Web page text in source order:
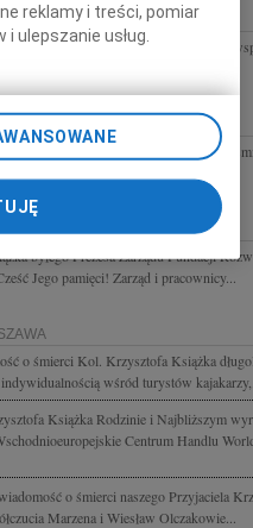
oraz Mamie wyrazy głębokiego
Katedry Ekonomii i Polityki...
głębokiego współczucia z powodu
byłego Prezesa Zarządu Fundacji
Jego pamięci! Zarząd i pracownicy...
o śmierci Kol. Krzysztofa Książka
wśród turystów
Książka Rodzinie i Najbliższym
Centrum Handlu
o śmierci naszego Przyjaciela
Marzena i Wiesław Olczakowie...
reklamy i treści, pomiar
ulepszanie usług.